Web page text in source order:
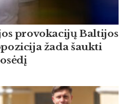
provokacijų Baltijos
žada šaukti